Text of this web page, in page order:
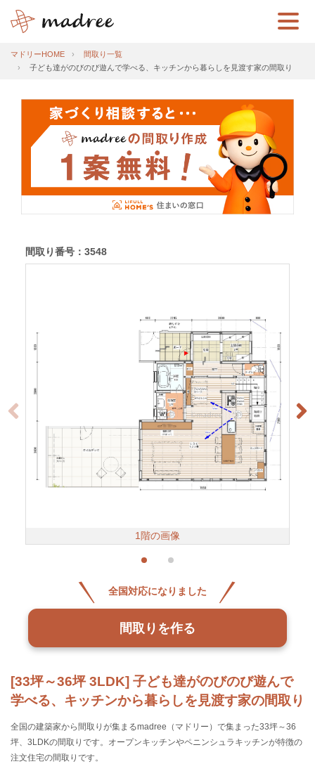
マドリーHOME
間取り一覧
子ども達がのびのび遊んで学べる、キッチンから暮らしを見渡す家の間取り
[33坪～36坪 3LDK] 子ども達がのびのび遊んで
学べる、キッチンから暮らしを見渡す家の間取り
全国の建築家から間取りが集まるmadree（マドリー）で集まった33坪～36
坪、3LDKの間取りです。オープンキッチンやペニンシュラキッチンが特徴の
注文住宅の間取りです。
間取り番号：3548
1階の画像
全国対応になりました
間取りを作る